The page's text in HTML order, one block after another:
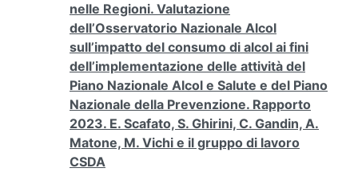
nelle Regioni. Valutazione
dell’Osservatorio Nazionale Alcol
sull’impatto del consumo di alcol ai fini
dell’implementazione delle attività del
Piano Nazionale Alcol e Salute e del Piano
Nazionale della Prevenzione. Rapporto
2023. E. Scafato, S. Ghirini, C. Gandin, A.
Matone, M. Vichi e il gruppo di lavoro
CSDA